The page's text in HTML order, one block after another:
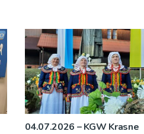
04.07.2026 – KGW Krasne